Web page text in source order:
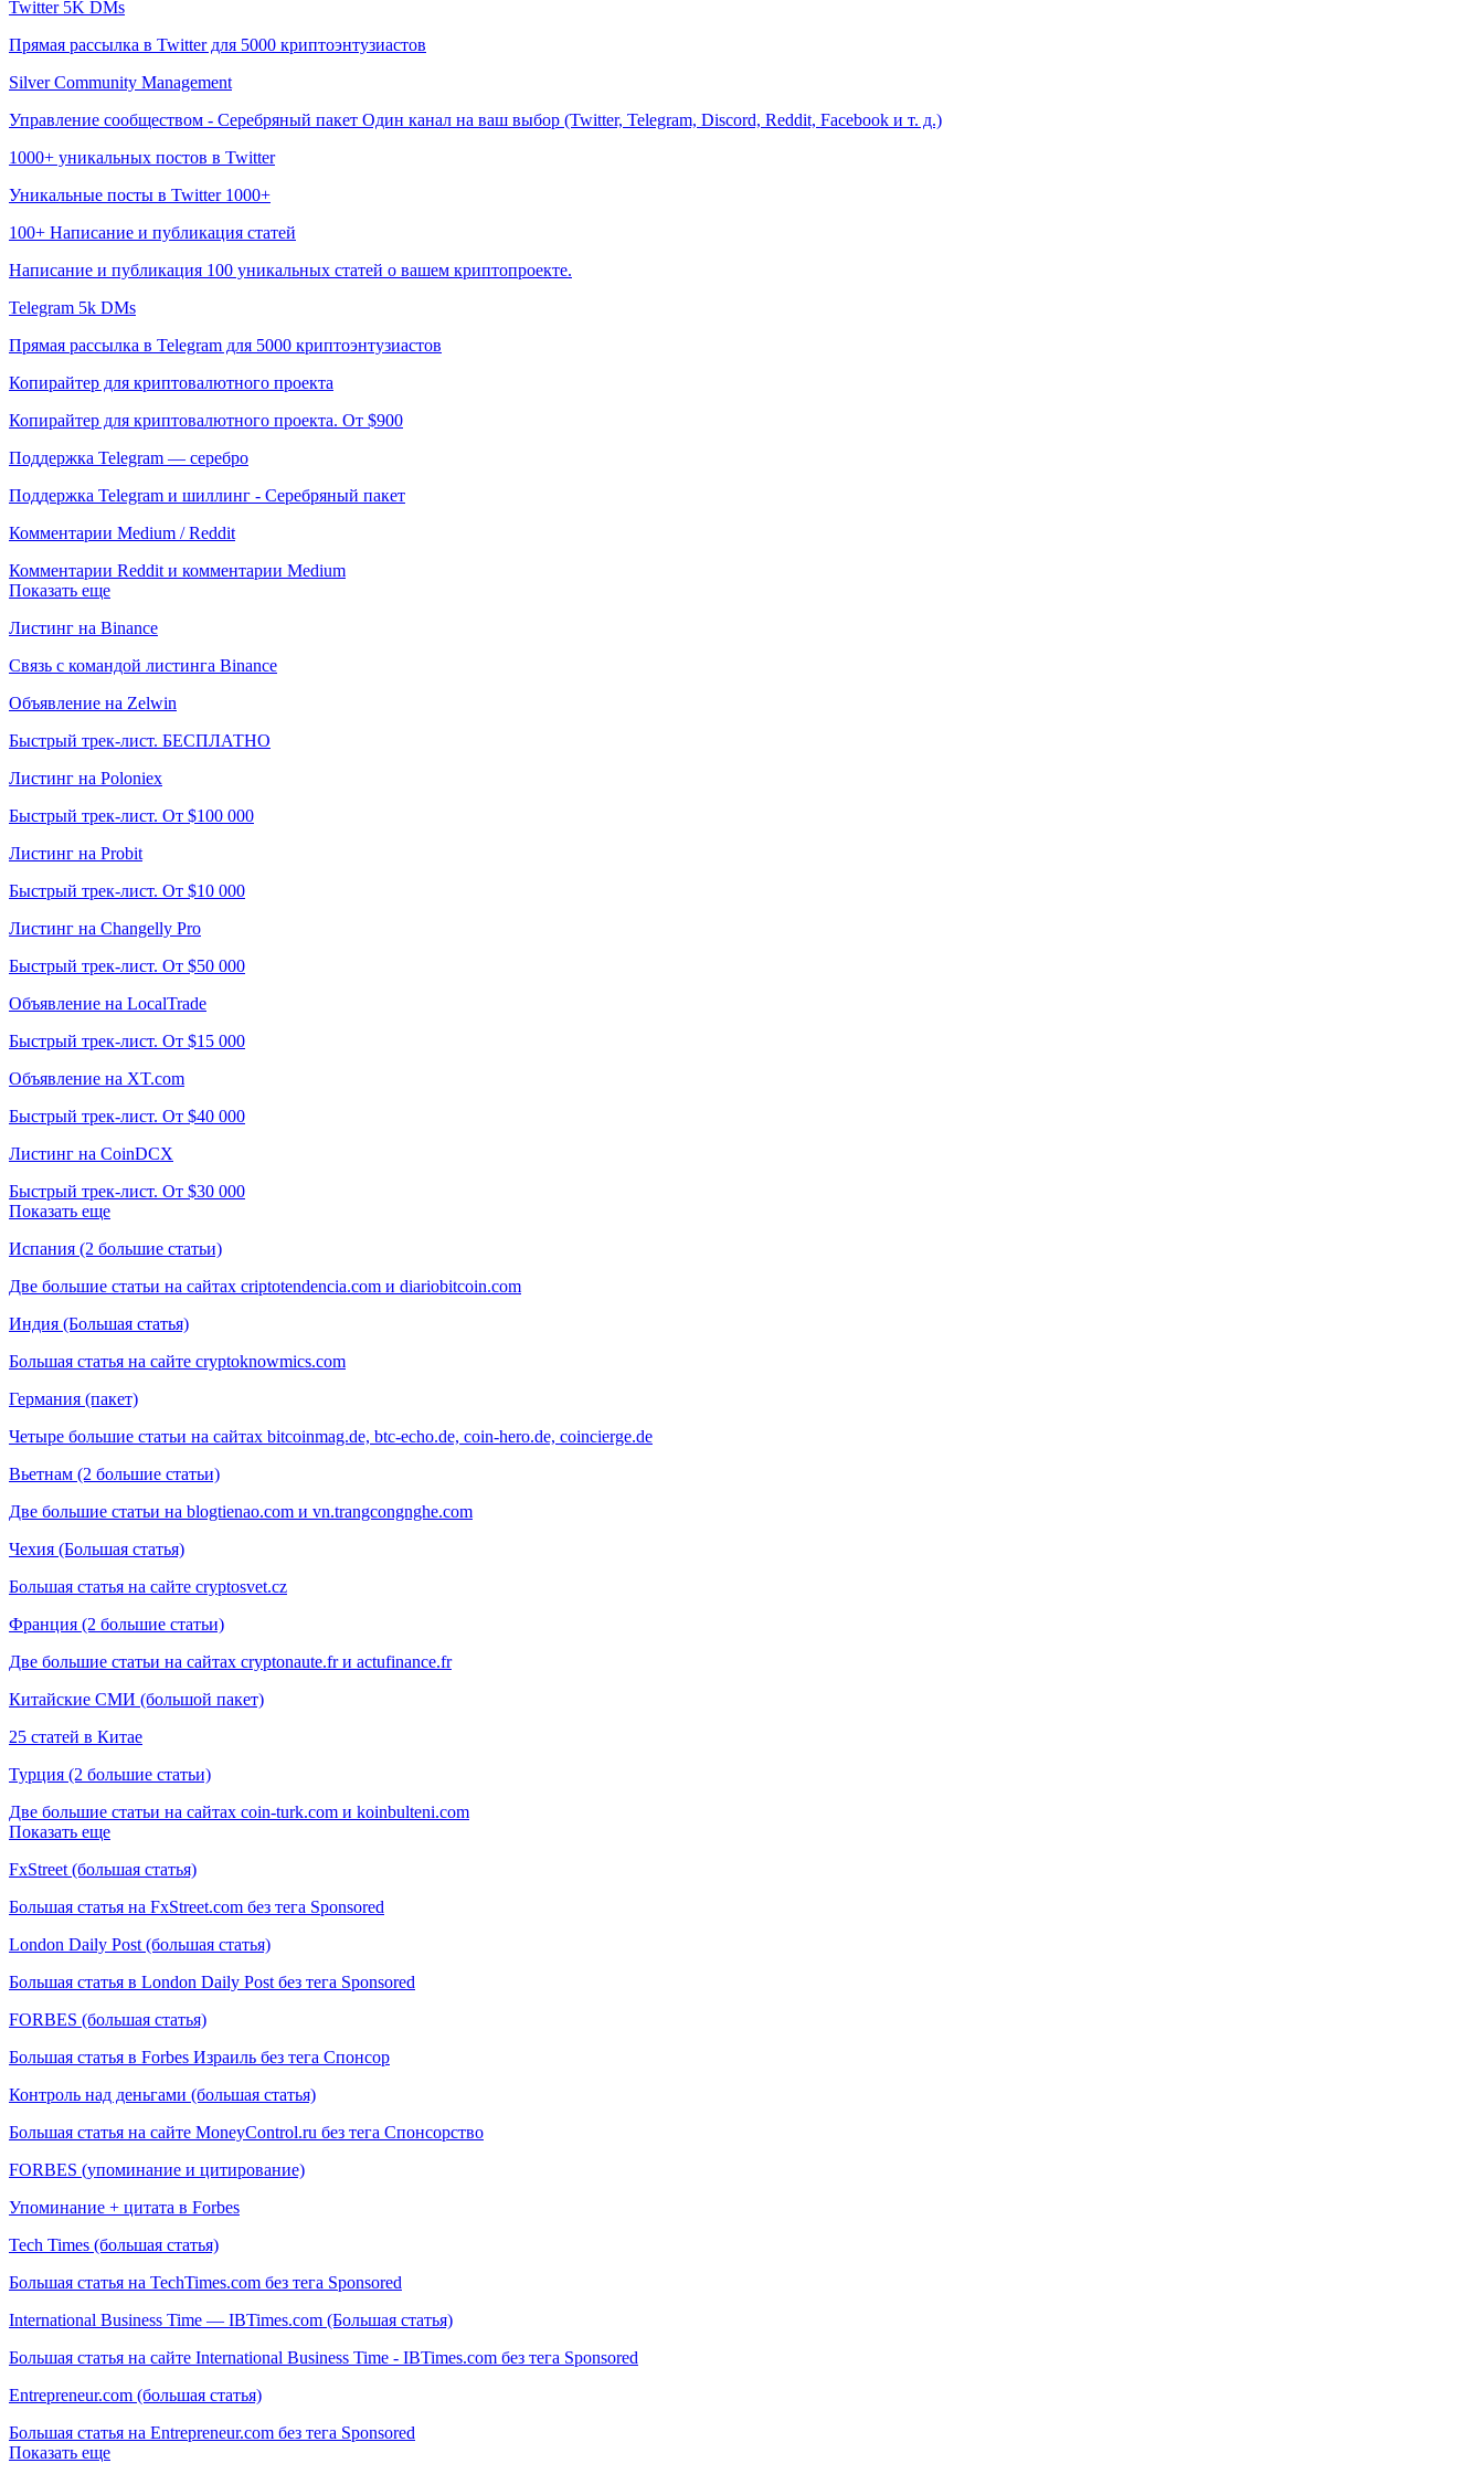
Twitter 5K DMs
Прямая рассылка в Twitter для 5000 криптоэнтузиастов
Silver Community Management
Управление сообществом - Серебряный пакет Один канал на ваш выбор (Twitter, Telegram, Discord, Reddit, Facebook и т. д.)
1000+ уникальных постов в Twitter
Уникальные посты в Twitter 1000+
100+ Написание и публикация статей
Написание и публикация 100 уникальных статей о вашем криптопроекте.
Telegram 5k DMs
Прямая рассылка в Telegram для 5000 криптоэнтузиастов
Копирайтер для криптовалютного проекта
Копирайтер для криптовалютного проекта. От $900
Поддержка Telegram — серебро
Поддержка Telegram и шиллинг - Серебряный пакет
Комментарии Medium / Reddit
Комментарии Reddit и комментарии Medium
Показать еще
Листинг на Binance
Связь с командой листинга Binance
Объявление на Zelwin
Быстрый трек-лист. БЕСПЛАТНО
Листинг на Poloniex
Быстрый трек-лист. От $100 000
Листинг на Probit
Быстрый трек-лист. От $10 000
Листинг на Changelly Pro
Быстрый трек-лист. От $50 000
Объявление на LocalTrade
Быстрый трек-лист. От $15 000
Объявление на XT.com
Быстрый трек-лист. От $40 000
Листинг на CoinDCX
Быстрый трек-лист. От $30 000
Показать еще
Испания (2 большие статьи)
Две большие статьи на сайтах criptotendencia.com и diariobitcoin.com
Индия (Большая статья)
Большая статья на сайте cryptoknowmics.com
Германия (пакет)
Четыре большие статьи на сайтах bitcoinmag.de, btc-echo.de, coin-hero.de, coincierge.de
Вьетнам (2 большие статьи)
Две большие статьи на blogtienao.com и vn.trangcongnghe.com
Чехия (Большая статья)
Большая статья на сайте cryptosvet.cz
Франция (2 большие статьи)
Две большие статьи на сайтах cryptonaute.fr и actufinance.fr
Китайские СМИ (большой пакет)
25 статей в Китае
Турция (2 большие статьи)
Две большие статьи на сайтах coin-turk.com и koinbulteni.com
Показать еще
FxStreet (большая статья)
Большая статья на FxStreet.com без тега Sponsored
London Daily Post (большая статья)
Большая статья в London Daily Post без тега Sponsored
FORBES (большая статья)
Большая статья в Forbes Израиль без тега Спонсор
Контроль над деньгами (большая статья)
Большая статья на сайте MoneyControl.ru без тега Спонсорство
FORBES (упоминание и цитирование)
Упоминание + цитата в Forbes
Tech Times (большая статья)
Большая статья на TechTimes.com без тега Sponsored
International Business Time — IBTimes.com (Большая статья)
Большая статья на сайте International Business Time - IBTimes.com без тега Sponsored
Entrepreneur.com (большая статья)
Большая статья на Entrepreneur.com без тега Sponsored
Показать еще